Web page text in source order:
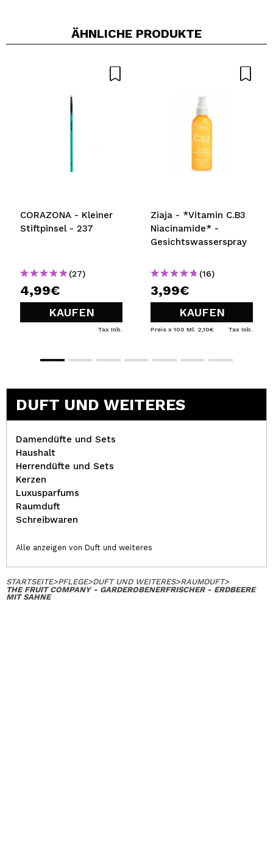
ÄHNLICHE PRODUKTE
CORAZONA - Kleiner
Stiftpinsel - 237
(27)
4,99€
KAUFEN
Tax Inb.
Ziaja - *Vitamin C.B3
Niacinamide* -
Gesichtswasserspray
(16)
3,99€
KAUFEN
Preis x 100 Ml: 2,10€ Tax Inb.
DUFT UND WEITERES
Damendüfte und Sets
Haushalt
Herrendüfte und Sets
Kerzen
Luxusparfums
Raumduft
Schreibwaren
Alle anzeigen von Duft und weiteres
STARTSEITE>PFLEGE>DUFT UND WEITERES>RAUMDUFT>
THE FRUIT COMPANY - GARDEROBENERFRISCHER - ERDBEERE
MIT SAHNE